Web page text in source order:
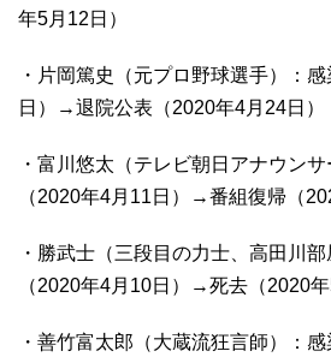
年5月12日）
・片岡篤史（元プロ野球選手）：
日）→退院公表（2020年4月24日）
・富川悠太（テレビ朝日アナウン
（2020年4月11日）→番組復帰（
・勝武士（三段目の力士、高田川
（2020年4月10日）→死去（2020年
・善竹富太郎（大蔵流狂言師）：